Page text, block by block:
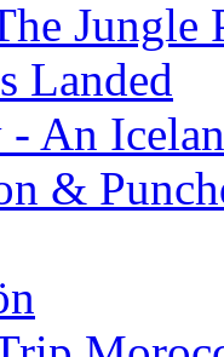
Jungle
Landed
- An
&